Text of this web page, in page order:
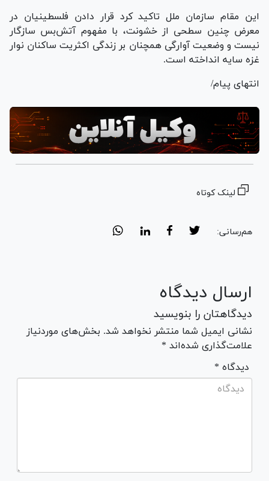
این مقام سازمان ملل تاکید کرد قرار دادن فلسطینیان در
معرض چنین سطحی از خشونت، با مفهوم آتش‌بس سازگار
نیست و وضعیت آوارگی همچنان بر زندگی اکثریت ساکنان نوار
غزه سایه انداخته است.
انتهای پیام/
لینک کوتاه
هم‌رسانی:
ارسال دیدگاه
دیدگاهتان را بنویسید
نشانی ایمیل شما منتشر نخواهد شد. بخش‌های موردنیاز
علامت‌گذاری شده‌اند *
* دیدگاه